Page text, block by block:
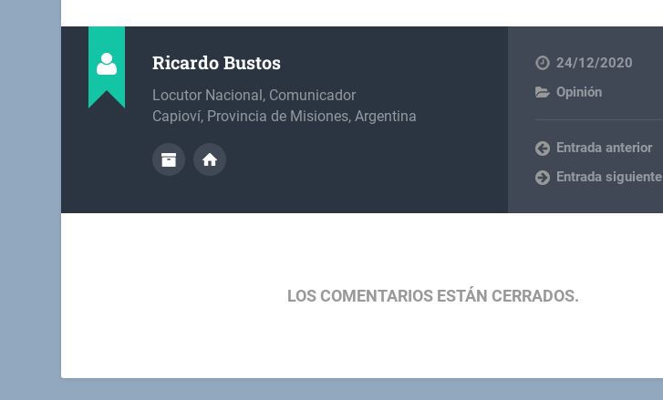
Ricardo Bustos
Locutor Nacional, Comunicador
Capioví, Provincia de Misiones, Argentina
24/12/2020
Opinión
Entrada anterior
Entrada siguiente
LOS COMENTARIOS ESTÁN CERRADOS.